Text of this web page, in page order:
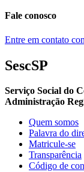
Fale conosco
Entre em contato
SescSP
Serviço Social do
Administração
Quem somos
Palavra do
Matricule-se
Transparência
Código de